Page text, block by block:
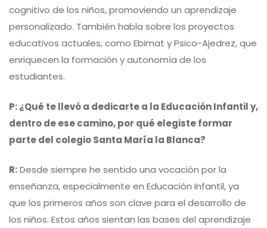
cognitivo de los niños, promoviendo un aprendizaje
personalizado. También habla sobre los proyectos
educativos actuales, como Ebimat y Psico-Ajedrez, que
enriquecen la formación y autonomía de los
estudiantes.
P: ¿Qué te llevó a dedicarte a la Educación Infantil y,
dentro de ese camino, por qué elegiste formar
parte del colegio Santa María la Blanca?
R:Desde siempre he sentido una vocación por la
enseñanza, especialmente en Educación Infantil, ya
que los primeros años son clave para el desarrollo de
los niños. Estos años sientan las bases del aprendizaje